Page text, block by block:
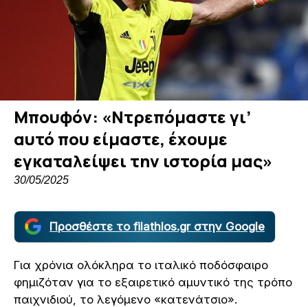
Μπουφόν: «Ντρεπόμαστε γι’
αυτό που είμαστε, έχουμε
εγκαταλείψει την ιστορία μας»
30/05/2025
Προσθέστε το filathlos.gr στην Google
Για χρόνια ολόκληρα το ιταλικό ποδόσφαιρο
φημιζόταν για το εξαιρετικό αμυντικό της τρόπο
παιχνιδιού, το λεγόμενο «κατενάτσιο».